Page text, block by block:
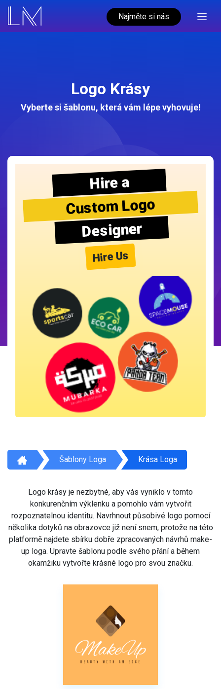
Najměte si nás
Logo Krásy
Vyberte si šablonu, která vám lépe vyhovuje!
Hire a
Custom Logo
Designer
Hire Us
Šablony Loga Krása Loga
Logo krásy je nezbytné, aby vás vyniklo v tomto
konkurenčním výklenku a pomohlo vám vytvořit
rozpoznatelnou identitu. Navrhnout působivé logo pomocí
několika dotyků na obrazovce již není snem, protože na této
platformě najdete sbírku dobře zpracovaných návrhů make-
up loga. Upravte šablonu podle svého přání a během
okamžiku vytvořte krásné logo pro svou značku.